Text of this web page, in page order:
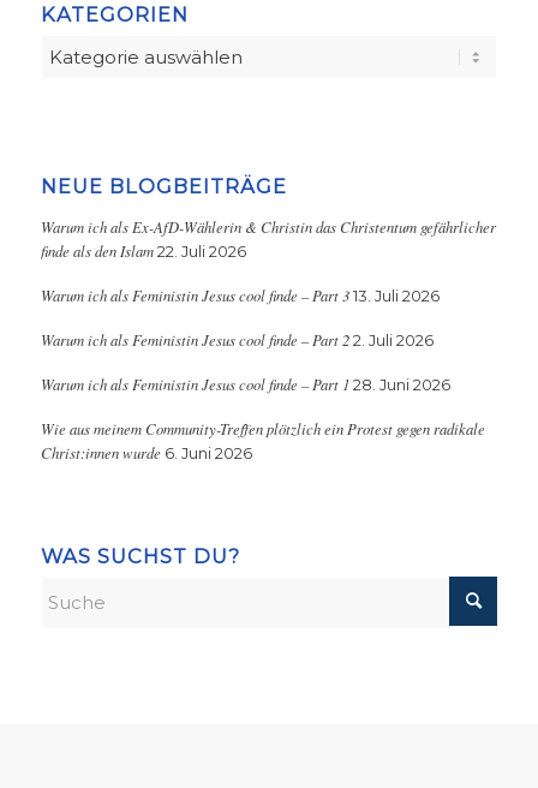
KATEGORIEN
Kategorien
NEUE BLOGBEITRÄGE
Warum ich als Ex-AfD-Wählerin & Christin das Christentum gefährlicher
finde als den Islam 22. Juli 2026
Warum ich als Feministin Jesus cool finde – Part 3 13. Juli 2026
Warum ich als Feministin Jesus cool finde – Part 2 2. Juli 2026
Warum ich als Feministin Jesus cool finde – Part 1 28. Juni 2026
Wie aus meinem Community-Treffen plötzlich ein Protest gegen radikale
Christ:innen wurde 6. Juni 2026
WAS SUCHST DU?